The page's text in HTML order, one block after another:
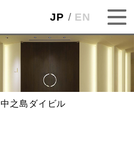
JP EN
中之島ダイビル